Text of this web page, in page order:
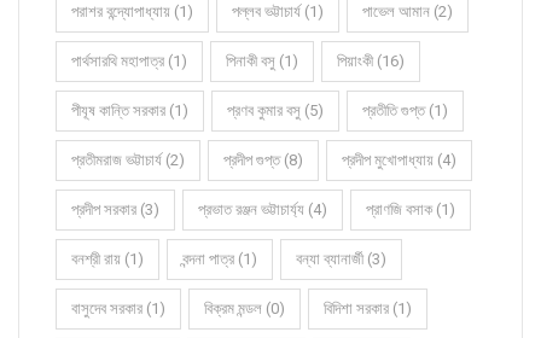
পরাশর বন্দ্যোপাধ্যায় (1) পল্লব ভট্টাচার্য (1) পাভেল আমান (2)
পার্থসারথি মহাপাত্র (1) পিনাকী বসু (1) পিয়াংকী (16)
পীযূষ কান্তি সরকার (1) প্রণব কুমার বসু (5) প্রতীতি গুপ্ত (1)
প্রতীমরাজ ভট্টাচার্য (2) প্রদীপ গুপ্ত (8) প্রদীপ মুখোপাধ্যায় (4)
প্রদীপ সরকার (3) প্রভাত রঞ্জন ভট্টাচার্য্য (4) প্রাণজি বসাক (1)
বনশ্রী রায় (1) বন্দনা পাত্র (1) বন্যা ব্যানার্জী (3)
বাসুদেব সরকার (1) বিক্রম মন্ডল (0) বিদিশা সরকার (1)